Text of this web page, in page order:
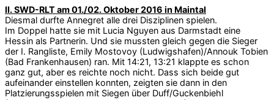
II. SWD-RLT am 01./02. Oktober 2016 in Maintal
Diesmal durfte Annegret alle drei Disziplinen spielen.
Im Doppel hatte sie mit Lucia Nguyen aus Darmstadt eine
Hessin als Partnerin. Und sie mussten gleich gegen die Sieger
der I. Rangliste, Emily Mostovoy (Ludwigshafen)/Annouk Tobien
(Bad Frankenhausen) ran. Mit 14:21, 13:21 klappte es schon
ganz gut, aber es reichte noch nicht. Dass sich beide gut
aufeinander einstellen konnten, zeigten sie dann in den
Platzierungsspielen mit Siegen über Duff/Guckenbiehl